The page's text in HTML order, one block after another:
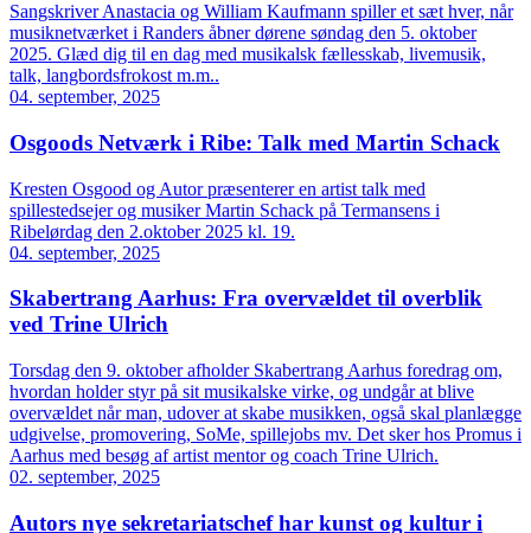
Sangskriver Anastacia og William Kaufmann spiller et sæt hver, når
musiknetværket i Randers åbner dørene søndag den 5. oktober
2025. Glæd dig til en dag med musikalsk fællesskab, livemusik,
talk, langbordsfrokost m.m..
04. september, 2025
Osgoods Netværk i Ribe: Talk med Martin Schack
Kresten Osgood og Autor præsenterer en artist talk med
spillestedsejer og musiker Martin Schack på Termansens i
Ribelørdag den 2.oktober 2025 kl. 19.
04. september, 2025
Skabertrang Aarhus: Fra overvældet til overblik
ved Trine Ulrich
Torsdag den 9. oktober afholder Skabertrang Aarhus foredrag om,
hvordan holder styr på sit musikalske virke, og undgår at blive
overvældet når man, udover at skabe musikken, også skal planlægge
udgivelse, promovering, SoMe, spillejobs mv. Det sker hos Promus i
Aarhus med besøg af artist mentor og coach Trine Ulrich.
02. september, 2025
Autors nye sekretariatschef har kunst og kultur i